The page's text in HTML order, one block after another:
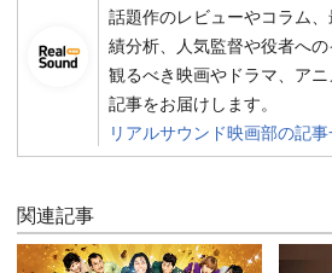
話題作のレビューやコラム
績分析、人気監督や役者へ
観るべき映画やドラマ、ア
記事をお届けします。
リアルサウンド映画部の記
関連記事